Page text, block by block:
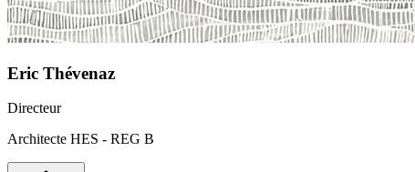
Eric Thévenaz
Directeur
Architecte HES - REG B